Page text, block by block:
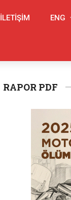
İLETIŞIM ENG
RAPOR PDF